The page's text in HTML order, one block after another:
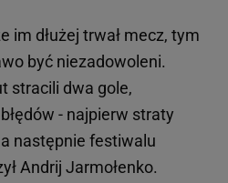
im dłużej trwał mecz, tym
być niezadowoleni.
stracili dwa gole,
- najpierw straty
następnie festiwalu
Andrij Jarmołenko.